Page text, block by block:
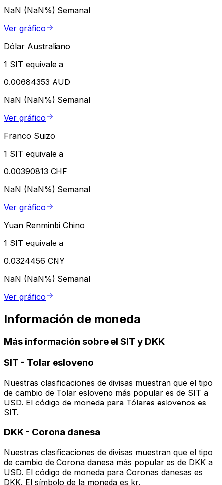
NaN (NaN%) Semanal
Ver gráfico
Dólar Australiano
1 SIT equivale a
0.00684353 AUD
NaN (NaN%) Semanal
Ver gráfico
Franco Suizo
1 SIT equivale a
0.00390813 CHF
NaN (NaN%) Semanal
Ver gráfico
Yuan Renminbi Chino
1 SIT equivale a
0.0324456 CNY
NaN (NaN%) Semanal
Ver gráfico
Información de moneda
Más información sobre el SIT y DKK
SIT - Tolar esloveno
Nuestras clasificaciones de divisas muestran que el tipo
de cambio de Tolar esloveno más popular es de SIT a
USD. El código de moneda para Tólares eslovenos es
SIT.
DKK - Corona danesa
Nuestras clasificaciones de divisas muestran que el tipo
de cambio de Corona danesa más popular es de DKK a
USD. El código de moneda para Coronas danesas es
DKK. El símbolo de la moneda es kr.